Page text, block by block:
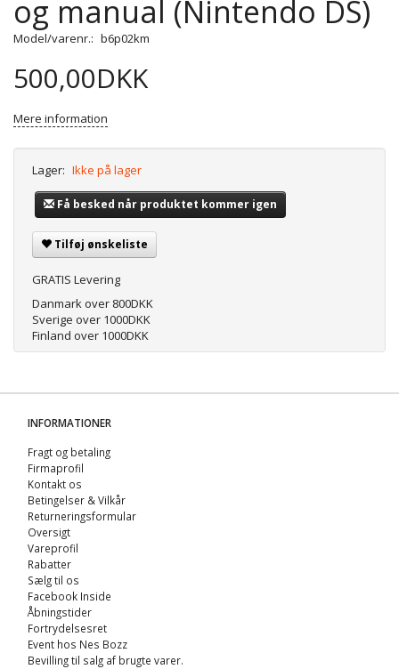
og manual (Nintendo DS)
Model/varenr.: b6p02km
500,00DKK
Mere information
Lager: Ikke på lager
Få besked når produktet kommer igen
Tilføj ønskeliste
GRATIS Levering
Danmark over 800DKK
Sverige over 1000DKK
Finland over 1000DKK
INFORMATIONER
Fragt og betaling
Firmaprofil
Kontakt os
Betingelser & Vilkår
Returneringsformular
Oversigt
Vareprofil
Rabatter
Sælg til os
Facebook Inside
Åbningstider
Fortrydelsesret
Event hos Nes Bozz
Bevilling til salg af brugte varer.